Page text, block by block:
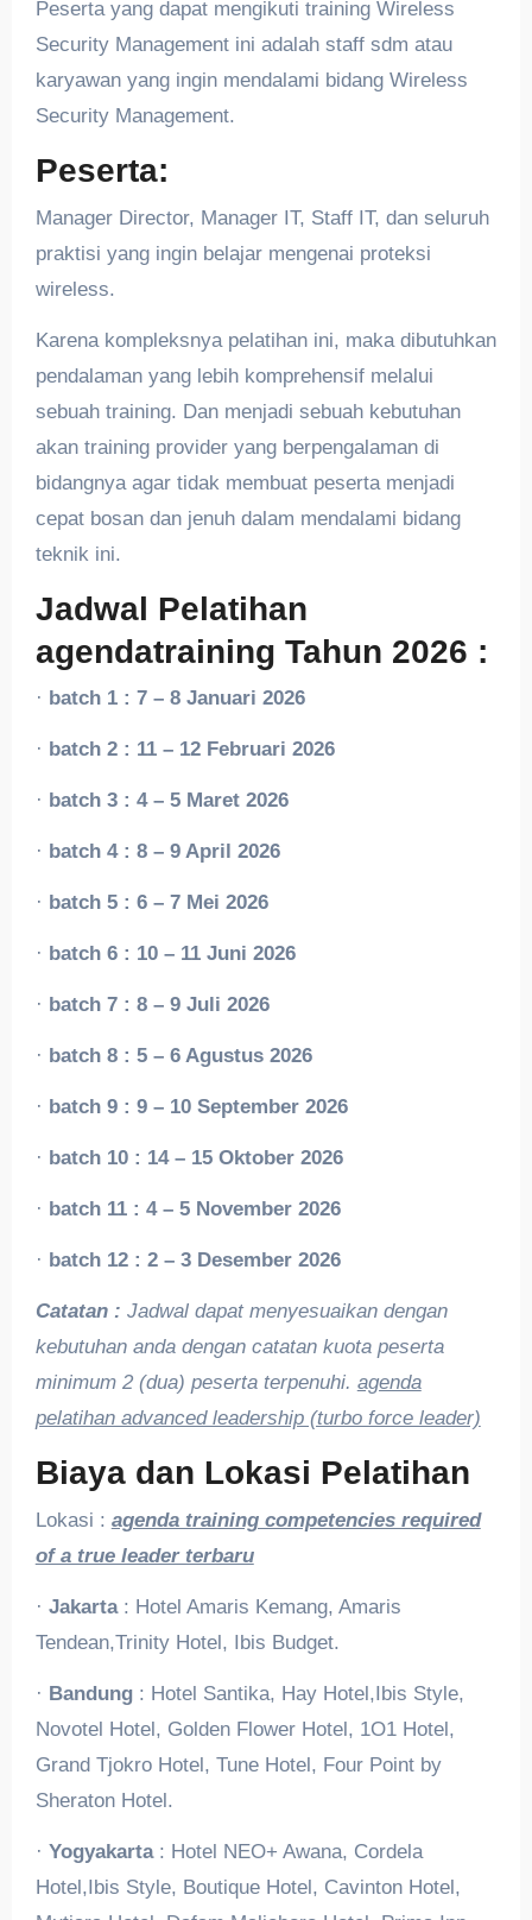
Peserta yang dapat mengikuti training Wireless
Security Management ini adalah staff sdm atau
karyawan yang ingin mendalami bidang Wireless
Security Management.
Peserta:
Manager Director, Manager IT, Staff IT, dan seluruh
praktisi yang ingin belajar mengenai proteksi
wireless.
Karena kompleksnya pelatihan ini, maka dibutuhkan
pendalaman yang lebih komprehensif melalui
sebuah training. Dan menjadi sebuah kebutuhan
akan training provider yang berpengalaman di
bidangnya agar tidak membuat peserta menjadi
cepat bosan dan jenuh dalam mendalami bidang
teknik ini.
Jadwal Pelatihan
agendatraining Tahun 2026 :
· batch 1 : 7 – 8 Januari 2026
· batch 2 : 11 – 12 Februari 2026
· batch 3 : 4 – 5 Maret 2026
· batch 4 : 8 – 9 April 2026
· batch 5 : 6 – 7 Mei 2026
· batch 6 : 10 – 11 Juni 2026
· batch 7 : 8 – 9 Juli 2026
· batch 8 : 5 – 6 Agustus 2026
· batch 9 : 9 – 10 September 2026
· batch 10 : 14 – 15 Oktober 2026
· batch 11 : 4 – 5 November 2026
· batch 12 : 2 – 3 Desember 2026
Catatan : Jadwal dapat menyesuaikan dengan
kebutuhan anda dengan catatan kuota peserta
minimum 2 (dua) peserta terpenuhi. agenda
pelatihan advanced leadership (turbo force leader)
Biaya dan Lokasi Pelatihan
Lokasi : agenda training competencies required
of a true leader terbaru
· Jakarta : Hotel Amaris Kemang, Amaris
Tendean,Trinity Hotel, Ibis Budget.
· Bandung: Hotel Santika, Hay Hotel,Ibis Style,
Novotel Hotel, Golden Flower Hotel, 1O1 Hotel,
Grand Tjokro Hotel, Tune Hotel, Four Point by
Sheraton Hotel.
· Yogyakarta : Hotel NEO+ Awana, Cordela
Hotel,Ibis Style, Boutique Hotel, Cavinton Hotel,